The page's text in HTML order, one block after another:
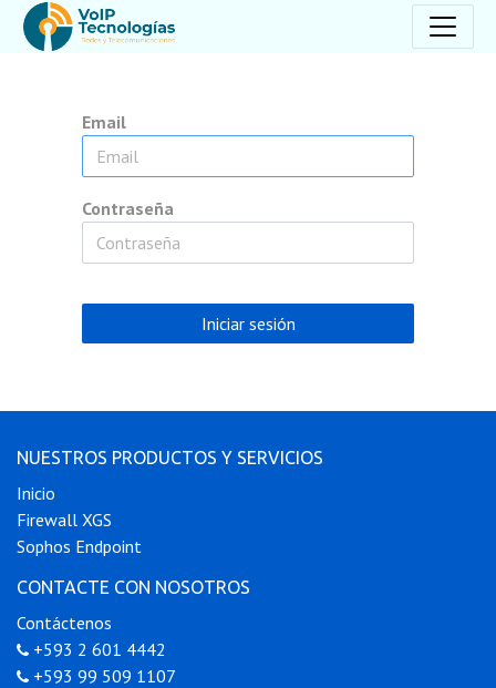
Email
Contraseña
Iniciar sesión
NUESTROS PRODUCTOS Y SERVICIOS
Inicio
Firewall XGS
Sophos Endpoint
CONTACTE CON NOSOTROS
Contáctenos
+593 2 601 4442
+593 99 509 1107